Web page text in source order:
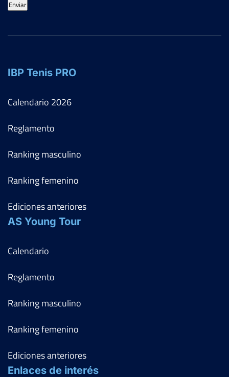
Enviar
IBP Tenis PRO
Calendario 2026
Reglamento
Ranking masculino
Ranking femenino
Ediciones anteriores
AS Young Tour
Calendario
Reglamento
Ranking masculino
Ranking femenino
Ediciones anteriores
Enlaces de interés